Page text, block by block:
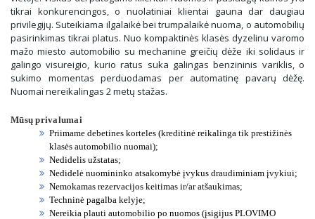
tikrai konkurencingos, o nuolatiniai klientai gauna dar daugiau
privilegijų. Suteikiama ilgalaikė bei trumpalaikė nuoma, o automobilių
pasirinkimas tikrai platus. Nuo kompaktinės klasės dyzelinu varomo
mažo miesto automobilio su mechanine greičių dėže iki solidaus ir
galingo visureigio, kurio ratus suka galingas benzininis variklis, o
sukimo momentas perduodamas per automatinę pavarų dėžę.
Nuomai nereikalingas 2 metų stažas.
Mūsų privalumai
Priimame debetines korteles (kreditinė reikalinga tik prestižinės
klasės automobilio nuomai);
Nedidelis užstatas;
Nedidelė nuomininko atsakomybė įvykus draudiminiam įvykiui;
Nemokamas rezervacijos keitimas ir/ar atšaukimas;
Techninė pagalba kelyje;
Nereikia plauti automobilio po nuomos (įsigijus PLOVIMO